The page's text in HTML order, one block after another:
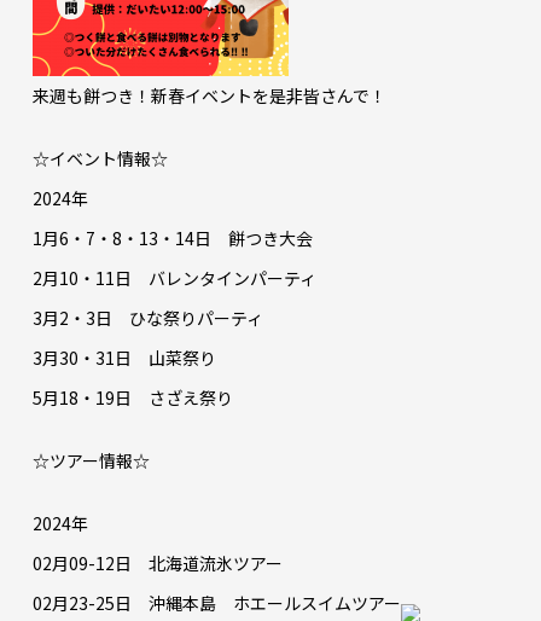
来週も餅つき！新春イベントを是非皆さんで！
☆イベント情報☆
2024年
1月6・7・8・13・14日 餅つき大会
2月10・11日 バレンタインパーティ
3月2・3日 ひな祭りパーティ
3月30・31日 山菜祭り
5月18・19日 さざえ祭り
☆ツアー情報☆
2024年
02月09-12日 北海道流氷ツアー
02月23-25日 沖縄本島 ホエールスイムツアー